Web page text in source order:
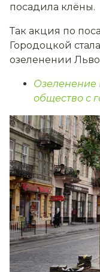
посадила клёны.
Так акция по
Городоцкой
озеленении
Озеленение
общество с